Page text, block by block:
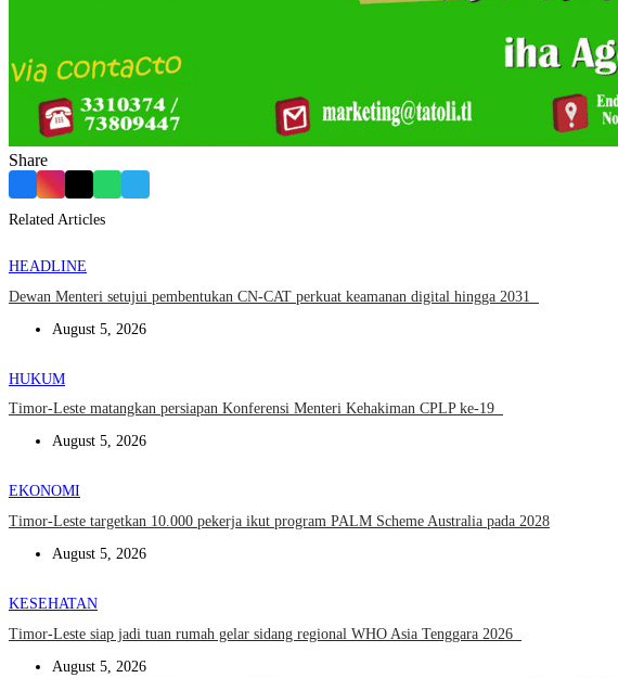
Share
FacebookInstagram
Related Articles
HEADLINE
Dewan Menteri setujui pembentukan CN-CAT perkuat keamanan digital hingga 2031
August 5, 2026
HUKUM
Timor-Leste matangkan persiapan Konferensi Menteri Kehakiman CPLP ke-19
August 5, 2026
EKONOMI
Timor-Leste targetkan 10.000 pekerja ikut program PALM Scheme Australia pada 2028
August 5, 2026
KESEHATAN
Timor-Leste siap jadi tuan rumah gelar sidang regional WHO Asia Tenggara 2026
August 5, 2026